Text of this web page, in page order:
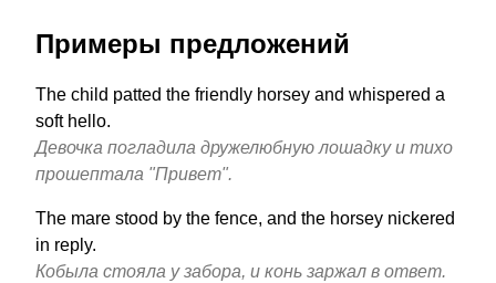
Примеры предложений
The child patted the friendly horsey and whispered a
soft hello.
Девочка погладила дружелюбную лошадку и тихо
прошептала "Привет".
The mare stood by the fence, and the horsey nickered
in reply.
Кобыла стояла у забора, и конь заржал в ответ.